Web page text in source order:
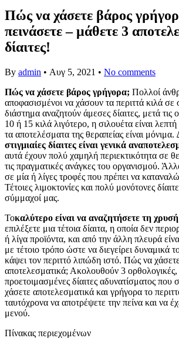
Πώς να χάσετε βάρος
πεινάσετε – μάθετε 3
δίαιτες!
By admin • Αυγ 5, 2021 • No comments
Πώς να χάσετε βάρος γρήγορα; Πολλοί
αποφασισμένοι να χάσουν τα περιττά κιλά σε
διάστημα αναζητούν άμεσες δίαιτες, μετά τις
10 ή 15 κιλά λιγότερο, η σιλουέτα είναι
τα αποτελέσματα της θεραπείας είναι μόνιμα.
στιγμιαίες δίαιτες είναι γενικά
αυτά έχουν πολύ χαμηλή περιεκτικότητα σε
τις πραγματικές ανάγκες του οργανισμού.
σε μία ή λίγες τροφές που πρέπει να
Τέτοιες λιμοκτονίες και πολύ μονότονες
σύμμαχοί μας.
Τοκαλύτερο είναι να αναζητήσετε τη
επιλέξετε μια τέτοια δίαιτα, η οποία δεν
ή λίγα προϊόντα, και από την άλλη πλευρά
με τέτοιο τρόπο ώστε να διεγείρει δυναμικά
κάψει τον περιττό λιπώδη ιστό. Πώς να
αποτελεσματικά; Ακολουθούν 3
προετοιμασμένες δίαιτες αδυνατίσματος που
χάσετε αποτελεσματικά και γρήγορα το
ταυτόχρονα να αποτρέψετε την πείνα και να
μενού.
Πίνακας περιεχομένων